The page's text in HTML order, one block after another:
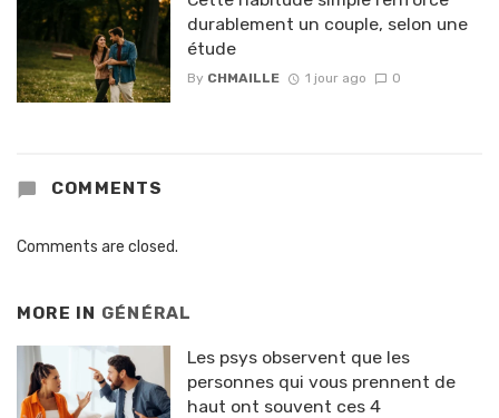
durablement un couple, selon une
étude
By CHMAILLE 1 jour ago 0
COMMENTS
Comments are closed.
MORE IN GÉNÉRAL
Les psys observent que les
personnes qui vous prennent de
haut ont souvent ces 4